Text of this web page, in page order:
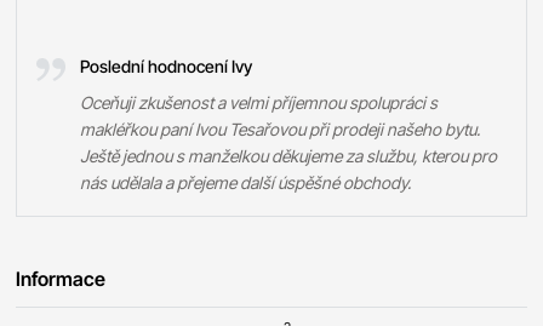
Poslední hodnocení Ivy
Oceňuji zkušenost a velmi příjemnou spolupráci s
makléřkou paní Ivou Tesařovou při prodeji našeho bytu.
Ještě jednou s manželkou děkujeme za službu, kterou pro
nás udělala a přejeme další úspěšné obchody.
Informace